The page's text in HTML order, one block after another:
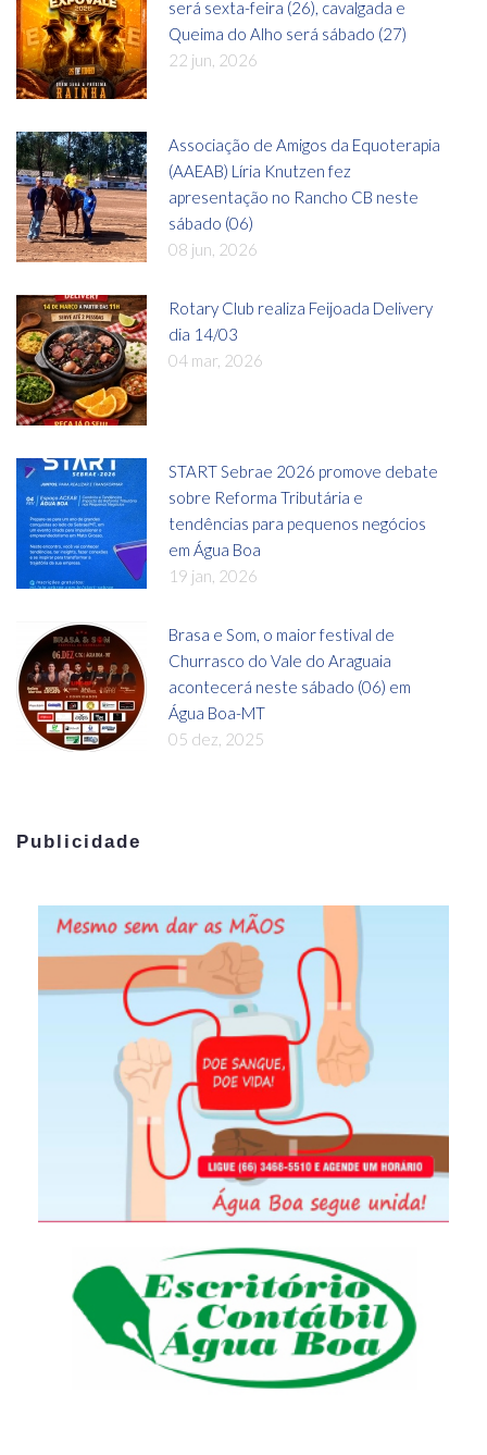
será sexta-feira (26), cavalgada e
Queima do Alho será sábado (27)
22 jun, 2026
Associação de Amigos da Equoterapia
(AAEAB) Líria Knutzen fez
apresentação no Rancho CB neste
sábado (06)
08 jun, 2026
Rotary Club realiza Feijoada Delivery
dia 14/03
04 mar, 2026
START Sebrae 2026 promove debate
sobre Reforma Tributária e
tendências para pequenos negócios
em Água Boa
19 jan, 2026
Brasa e Som, o maior festival de
Churrasco do Vale do Araguaia
acontecerá neste sábado (06) em
Água Boa-MT
05 dez, 2025
Publicidade